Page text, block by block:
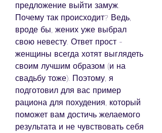
предложение выйти замуж.
Почему так происходит? Ведь,
вроде бы, жених уже выбрал
свою невесту. Ответ прост -
женщины всегда хотят выглядеть
своим лучшим образом (и на
свадьбу тоже). Поэтому, я
подготовил для вас пример
рациона для похудения, который
поможет вам достичь желаемого
результата и не чувствовать себя